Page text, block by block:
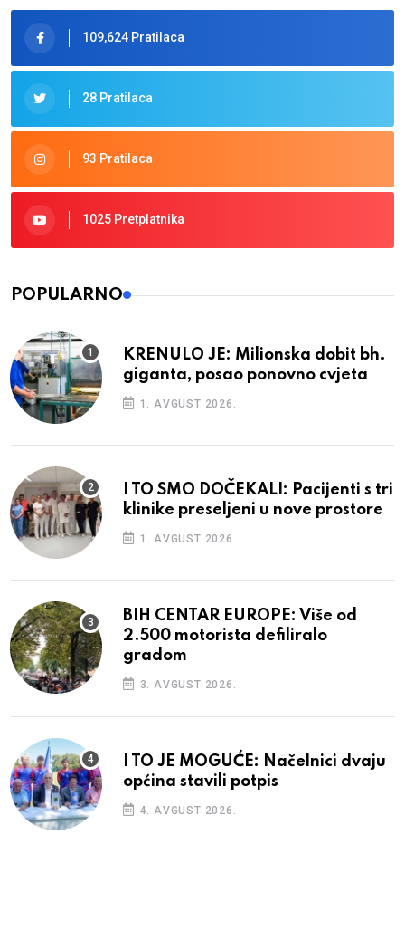
109,624 Pratilaca
28 Pratilaca
93 Pratilaca
1025 Pretplatnika
POPULARNO
KRENULO JE: Milionska dobit bh.
giganta, posao ponovno cvjeta
1. AVGUST 2026.
I TO SMO DOČEKALI: Pacijenti s tri
klinike preseljeni u nove prostore
1. AVGUST 2026.
BIH CENTAR EUROPE: Više od
2.500 motorista defiliralo
gradom
3. AVGUST 2026.
I TO JE MOGUĆE: Načelnici dvaju
općina stavili potpis
4. AVGUST 2026.